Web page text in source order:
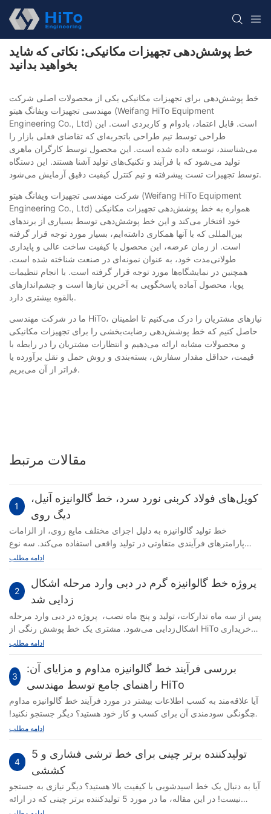
خط پوشش‌دهی تجهیزات مکانیکی: نکاتی که شاید
بخواهید بدانید
خط پوشش‌دهی برای تجهیزات مکانیکی یکی از محصولات اصلی شرکت
مهندسی تجهیزات ویفانگ هیتو (Weifang HiTo Equipment
Engineering Co., Ltd) است. قابل اعتماد، بادوام و کاربردی است. این
طراحی توسط تیم طراحی باتجربه‌ای که تقاضای فعلی بازار را
می‌شناسند، توسعه داده شده است. این محصول توسط کارگران ماهری
تولید می‌شود که با فرآیند و تکنیک‌های تولید آشنا هستند. این دستگاه
توسط تجهیزات تست پیشرفته و تیم کنترل کیفیت دقیق آزمایش می‌شود.
شرکت مهندسی تجهیزات ویفانگ هیتو (Weifang HiTo Equipment
Engineering Co., Ltd) همواره به خط پوشش‌دهی تجهیزات مکانیکی
خود افتخار می‌کند و این خط پوشش‌دهی توسط بسیاری از برندهای
بین‌المللی که با آنها همکاری داشته‌ایم، بسیار مورد توجه قرار گرفته
است. از زمان عرضه، این محصول با کیفیت ساخت عالی و پایداری
طولانی‌مدت خود، به عنوان نمونه‌ای در صنعت شناخته شده است.
همچنین در نمایشگاه‌ها مورد توجه قرار گرفته است. با انجام تنظیمات
پویا، محصول آماده پاسخگویی به آخرین نیازها است و چشم‌اندازهای
بالقوه بیشتری دارد.
ما در شرکت مهندسی HiTo، نیازهای مشتریان را درک می‌کنیم تا اطمینان
حاصل کنیم که خط پوشش‌دهی رضایت‌بخشی را برای تجهیزات مکانیکی
و محصولات مشابه ارائه می‌دهیم و انتظارات مشتریان را در رابطه با
قیمت، حداقل مقدار سفارش، بسته‌بندی و روش حمل و نقل برآورده یا
فراتر از آن می‌بریم.
مقالات مرتبط
1
کویل‌های فولاد کربنی نورد سرد، خط گالوانیزه آنیل،
دیگ روی
خط تولید گالوانیزه به دلیل اجزای مختلف مایع روی، از الزامات
پارامترهای فرآیندی متفاوتی در تولید واقعی استفاده می‌کند. سه نوع
اصلی از اجزای مایع روی وجود دارد: ۱.GI، روی خالص (≥ 99.8%)، ۲.
ادامه مطلب
2
پروژه خط گالوانیزه گرم در دبی وارد مرحله اشکال
زدایی شد
پس از سه ماه تدارکات، تولید و پنج ماه نصب، پروژه در دبی وارد مرحله
اشکال‌زدایی می‌شود. مشتری یک خط پوشش رنگی از HiTo خریداری
کرد که به خوبی کار می‌کند. پس از یک سال، او یک خط گالوانیزه گرم
HiTo متشکریم.
ادامه مطلب
3
بررسی فرآیند خط گالوانیزه مداوم و مزایای آن:
راهنمای جامع توسط مهندسی HiTo
آیا علاقه‌مند به کسب اطلاعات بیشتر در مورد فرآیند خط گالوانیزه مداوم
و چگونگی سودمندی آن برای کسب و کار خود هستید؟ دیگر جستجو نکنید!
در این مطلب جامع
ادامه مطلب
4
5 تولیدکننده برتر چینی برای خط ترشی فشاری و
کششی
آیا به دنبال یک خط اسیدشویی با کیفیت بالا هستید؟ دیگر نیازی به جستجو
نیست! در این مقاله، ما در مورد 5 تولیدکننده برتر چینی که در ارائه
تجهیزات پیشرفته برای خطوط اسیدشویی پیشرو هستند، بحث خواهیم